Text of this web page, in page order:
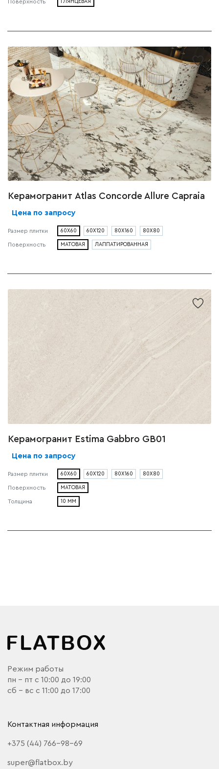
Поверхность ГЛЯНЦЕВАЯ
Керамогранит Atlas Concorde Allure Capraia
Цена по запросу
Размер плитки 60X60 60X120 80X160 80X80
Поверхность МАТОВАЯ ЛАППАТИРОВАННАЯ
Керамогранит Estima Gabbro GB01
Цена по запросу
Размер плитки 60X60 60X120 80X160 80X80
Поверхность МАТОВАЯ
Толщина 10 ММ
Режим работы
пн - пт с 10:00 до 19:00
сб - вс с 11:00 до 17:00
Контактная информация
+375 (44) 766-98-69
super@flatbox.by